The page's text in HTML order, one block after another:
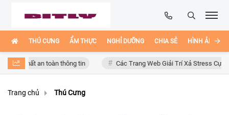
THÚ CƯNG ẨM THỰC NGHỈ DƯỠNG CHIA SẺ HÌNH ẢNH
an toàn thông tin Các Trang Web Giải Trí Xả Stress Cực Hay Ho
Trang chủ Thú Cưng